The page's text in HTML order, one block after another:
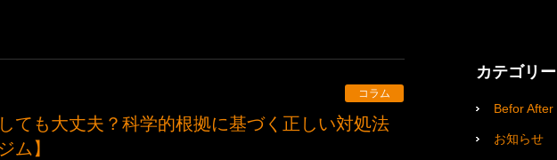
コラム
ム】
カテゴリー
Befor After
お知らせ